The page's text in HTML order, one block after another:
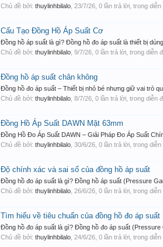
Chủ đề bởi: thuylinhbilalo 23/7/26 , 0 lần trả lời, trong diễn
Cấu Tạo Đồng Hồ Áp Suất Cơ
Đồng hồ áp suất là gì? Đồng hồ đo áp suất là thiết bị
Chủ đề bởi: thuylinhbilalo 9/7/26 , 0 lần trả lời, trong diễn
Đồng hồ áp suất chân không
Đồng hồ đo áp suất – Thiết bị nhỏ bé nhưng giữ vai trò
Chủ đề bởi: thuylinhbilalo 8/7/26 , 0 lần trả lời, trong diễn
Đồng Hồ Áp Suất DAWN Mặt 63mm
Đồng Hồ Đo Áp Suất DAWN – Giải Pháp Đo Áp Suất
Chủ đề bởi: thuylinhbilalo 30/6/26 , 0 lần trả lời, trong diễn
Độ chính xác và sai số của đồng hồ áp suất
Đồng hồ đo áp suất là gì? Đồng hồ áp suất (Pressure
Chủ đề bởi: thuylinhbilalo 26/6/26 , 0 lần trả lời, trong diễn
Tìm hiểu về tiêu chuẩn của đồng hồ đo áp suất
Đồng hồ đo áp suất là gì? Đồng hồ đo áp suất (Pressure
Chủ đề bởi: thuylinhbilalo 24/6/26 , 0 lần trả lời, trong diễn